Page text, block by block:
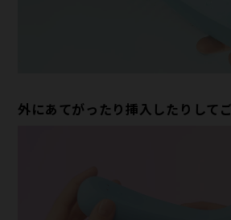
外にあてがったり挿入したりして